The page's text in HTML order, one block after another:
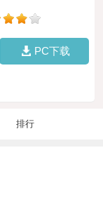
PC下载
排行